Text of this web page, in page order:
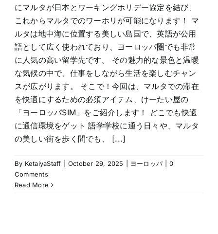
にマルタが日本とワーキングホリデー協定を結び、
これからマルタでのワーホリが可能になります！ マ
ルタは地中海に位置する美しい島国で、英語が公用
語として広く使われており、ヨーロッパ圏でも非常
に人気の高い留学先です。 その魅力的な景色と温暖
な気候の中で、仕事をしながら生活を楽しむチャン
スが広がります。 そこで！今回は、マルタでの滞在
を快適にするための必須アイテム、けーたい屋の
「ヨーロッパSIM」をご紹介します！ どこでも快適
に通信環境をゲット 語学学校に通う日々や、マルタ
の美しい街を歩く間でも、 [...]
By KetaiyaStaff October 29, 2025 ヨーロッパ
0
Comments
Read More